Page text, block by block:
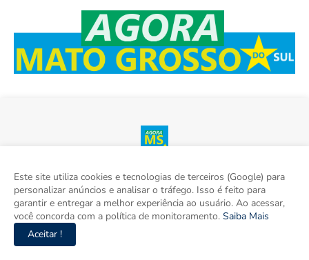
Agora Mato Grosso do Sul é o site de notícias do Mato Grosso
do Sul, também somos um espaço para discutir o Mato Grosso
do Sul e o Brasil. Aqui tem informação de verdade com
imparcialidade. Os principais temas são política, cidades e
empreendedorismo. DRT 0010556/DF.
Este site utiliza cookies e tecnologias de terceiros (Google) para
personalizar anúncios e analisar o tráfego. Isso é feito para
garantir e entregar a melhor experiência ao usuário. Ao acessar,
você concorda com a política de monitoramento. Saiba Mais
Aceitar !